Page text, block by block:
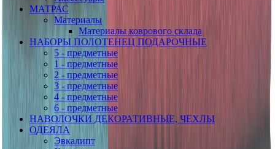
МАТРАС
Материалы
Материалы коврового склада
НАБОРЫ ПОЛОТЕНЕЦ ПОДАРОЧНЫЕ
5 - предметные
1 - предметные
2 - предметные
3 - предметные
4 - предметные
6 - предметные
НАВОЛОЧКИ ДЕКОРАТИВНЫЕ, ЧЕХЛЫ
ОДЕЯЛА
Эвкалипт